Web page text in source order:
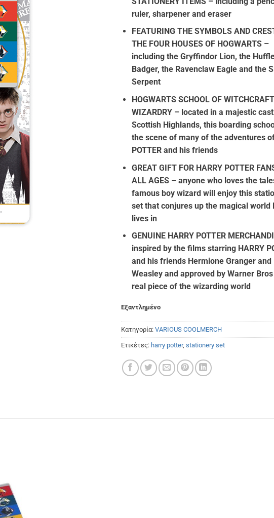
€8.00.είναι:
€6.80.
ruler, sharpener and eraser
FEATURING THE SYMBOLS AND
THE FOUR HOUSES OF HOGWARTS –
including the Gryffindor Lion, the
Badger, the Ravenclaw Eagle and the
Serpent
HOGWARTS SCHOOL OF
WIZARDRY – located in a majestic
Scottish Highlands, this boarding
the scene of many of the adventures
POTTER and his friends
GREAT GIFT FOR HARRY POTTER
ALL AGES – anyone who loves the
famous boy wizard will enjoy this
set that conjures up the magical world
lives in
GENUINE HARRY POTTER
inspired by the films starring HARRY
and his friends Hermione Granger and
Weasley and approved by Warner
real piece of the wizarding world
Εξαντλημένο
Κατηγορία: VARIOUS COOLMERCH
Ετικέτες: harry potter, stationery set